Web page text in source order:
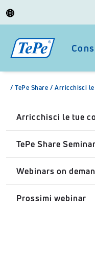
/ TePe Share / Arricchisci le
Arricchisci le tue
Privato
TePe Share
Webinars on
Prossimi webinar